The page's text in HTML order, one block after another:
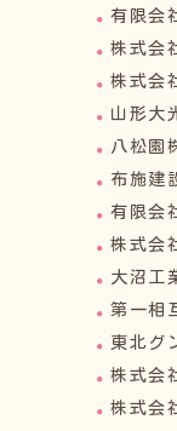
有限会
株式会
株式会
山形大
八松園
布施建
有限会
株式会
大沼工
第一相
東北グ
株式会
株式会